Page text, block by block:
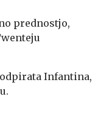
prednostjo,
Infantina,